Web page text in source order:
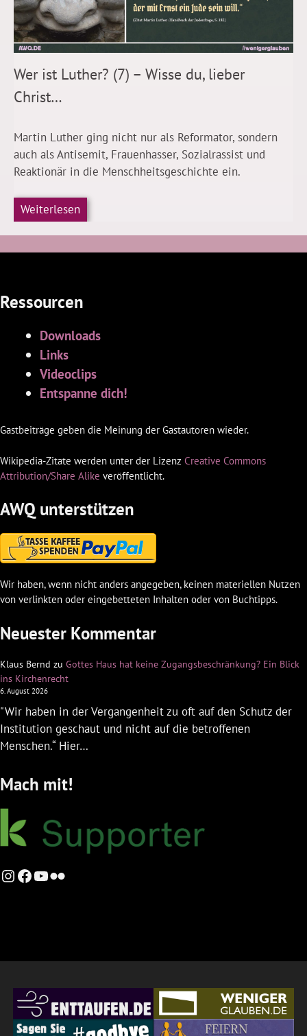
Wer ist Luther? (7) – Wisse du, lieber
Christ…
Martin Luther ging nicht nur als Reformator, sondern
auch als Antisemit, Frauenhasser, Sozialrassist und
Reaktionär in die Menschheitsgeschichte ein.
Weiterlesen
Ressourcen
Downloads
Links
Videoclips
Entspanne dich!
Gastbeiträge geben die Meinung der Gastautoren wieder.
Wikipedia-Zitate werden unter der Lizenz Creative Commons
Attribution/Share Alike veröffentlicht.
AWQ unterstützen
Wir haben, wenn nicht anders angegeben, keinen materiellen Nutzen
von verlinkten oder eingebetteten Inhalten oder von Buchtipps.
Neuester Kommentar
Klaus Bernd zu Gottes Haus hat keine Zugangsbeschränkung? Ein Blick
ins Kirchenrecht
6. August 2026
"Wir haben in der Vergangenheit zu oft auf den Schutz der
Institution geschaut und nicht auf die betroffenen
Menschen.“ Hier…
Mach mit!
Instagram
Facebook
YouTube
Flickr